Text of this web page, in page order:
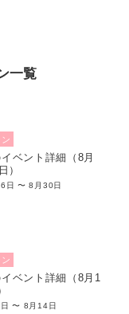
一覧
ベント詳細（8月
）
日 〜 8月30日
ベント詳細（8月1
〜 8月14日